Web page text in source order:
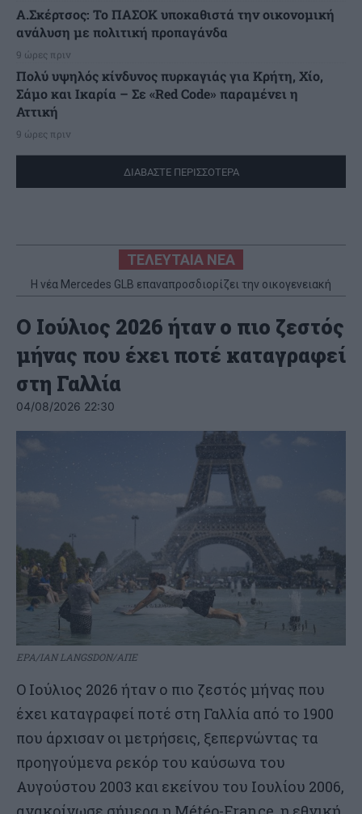
Α.Σκέρτσος: Το ΠΑΣΟΚ υποκαθιστά την οικονομική
ανάλυση με πολιτική προπαγάνδα
9 ώρες πριν
Πολύ υψηλός κίνδυνος πυρκαγιάς για Κρήτη, Χίο,
Σάμο και Ικαρία – Σε «Red Code» παραμένει η
Αττική
9 ώρες πριν
ΔΙΑΒΑΣΤΕ ΠΕΡΙΣΣΟΤΕΡΑ